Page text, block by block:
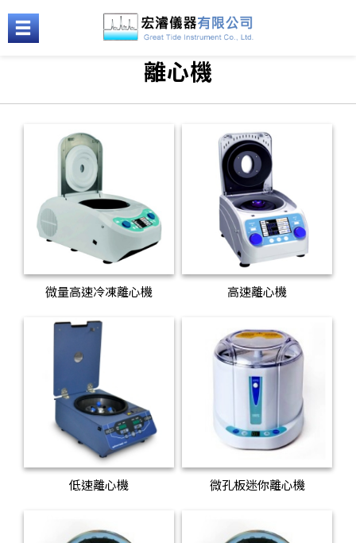
離心機
微量高速冷凍離心機 高速離心機
低速離心機 微孔板迷你離心機